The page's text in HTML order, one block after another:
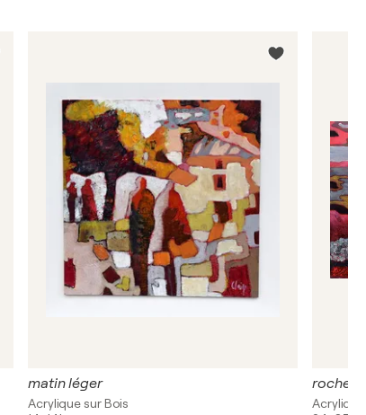
matin léger
Acrylique sur Bois
rochers